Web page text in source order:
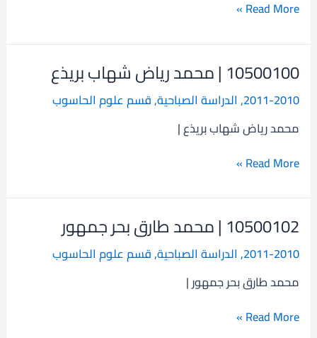
Read More »
10500100 | محمد رياض شهاب بريذع
2011-2010
, الدراسة الصباحية,قسم علوم الحاسوب
محمد رياض شهاب بريذع |
10500100
محمد
رياض
شهاب
بريذع
Read More »
10500102 | محمد طارق بحر جمهور
2011-2010
, الدراسة الصباحية,قسم علوم الحاسوب
محمد طارق بحر جمهور |
10500102
محمد
طارق
بحر
جمهور
Read More »